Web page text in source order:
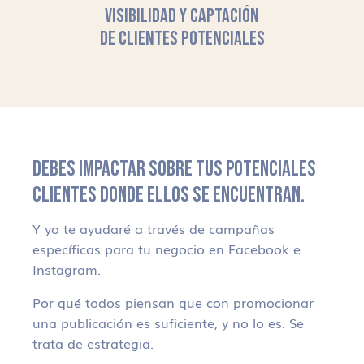
VISIBILIDAD Y CAPTACIÓN
DE CLIENTES POTENCIALES
DEBES IMPACTAR SOBRE TUS POTENCIALES
CLIENTES DONDE ELLOS SE ENCUENTRAN.
Y yo te ayudaré a través de campañas
específicas para tu negocio en Facebook e
Instagram.
Por qué todos piensan que con promocionar
una publicación es suficiente, y no lo es. Se
trata de estrategia.